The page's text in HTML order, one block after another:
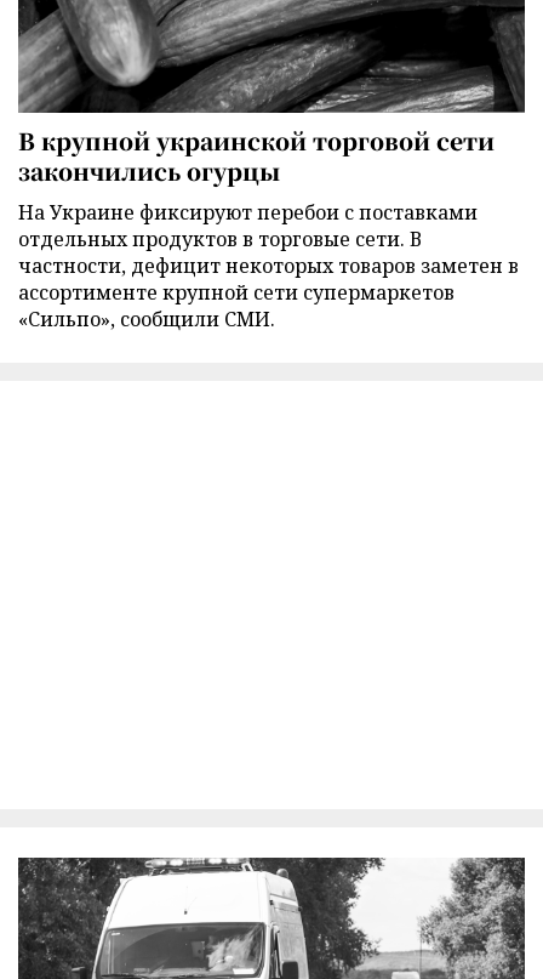
В крупной украинской торговой сети
закончились огурцы
На Украине фиксируют перебои с поставками
отдельных продуктов в торговые сети. В
частности, дефицит некоторых товаров заметен в
ассортименте крупной сети супермаркетов
«Сильпо», сообщили СМИ.